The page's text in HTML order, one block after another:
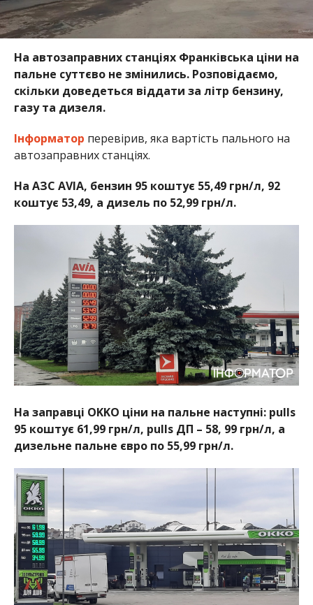
На автозаправних станціях Франківська ціни на
пальне суттєво не змінились. Розповідаємо,
скільки доведеться віддати за літр бензину,
газу та дизеля.
Інформатор перевірив, яка вартість пального на
автозаправних станціях.
На АЗС AVIA, бензин 95 коштує 55,49 грн/л, 92
коштує 53,49, а дизель по 52,99 грн/л.
На заправці OKKO ціни на пальне наступні: pulls
95 коштує 61,99 грн/л, pulls ДП – 58, 99 грн/л, а
дизельне пальне євро по 55,99 грн/л.